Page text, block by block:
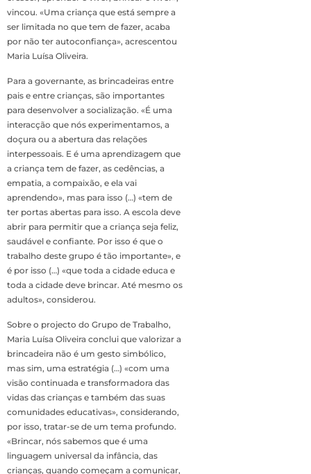
vincou. «Uma criança que está sempre a
ser limitada no que tem de fazer, acaba
por não ter autoconfiança», acrescentou
Maria Luísa Oliveira.
Para a governante, as brincadeiras entre
pais e entre crianças, são importantes
para desenvolver a socialização. «É uma
interacção que nós experimentamos, a
doçura ou a abertura das relações
interpessoais. E é uma aprendizagem que
a criança tem de fazer, as cedências, a
empatia, a compaixão, e ela vai
aprendendo», mas para isso (…) «tem de
ter portas abertas para isso. A escola deve
abrir para permitir que a criança seja feliz,
saudável e confiante. Por isso é que o
trabalho deste grupo é tão importante», e
é por isso (…) «que toda a cidade educa e
toda a cidade deve brincar. Até mesmo os
adultos», considerou.
Sobre o projecto do Grupo de Trabalho,
Maria Luísa Oliveira conclui que valorizar a
brincadeira não é um gesto simbólico,
mas sim, uma estratégia (…) «com uma
visão continuada e transformadora das
vidas das crianças e também das suas
comunidades educativas», considerando,
por isso, tratar-se de um tema profundo.
«Brincar, nós sabemos que é uma
linguagem universal da infância, das
crianças, quando começam a comunicar,